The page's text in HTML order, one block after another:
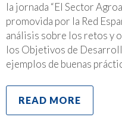
la jornada “El Sector
promovida por la Red
análisis sobre los retos y
los Objetivos de
ejemplos de buenas
READ MORE